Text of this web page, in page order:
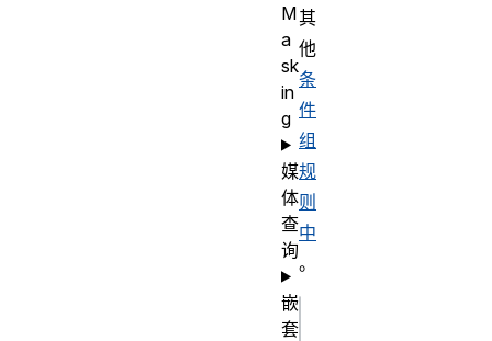
其
他
条
件
组
规
则
中
。
M
a
sk
in
g
媒
体
查
询
嵌
套